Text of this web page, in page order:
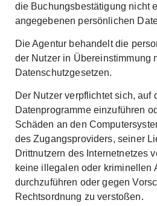
die Buchungsbestätigung nicht
angegebenen persönlichen
Die Agentur behandelt die
der Nutzer in Übereinstimmung
Datenschutzgesetzen.
Der Nutzer verpflichtet sich, auf
Datenprogramme einzuführen
Schäden an den
des Zugangsproviders, seiner
Drittnutzern des Internetnetzes
keine illegalen oder kriminellen
durchzuführen oder gegen
Rechtsordnung zu verstoßen.